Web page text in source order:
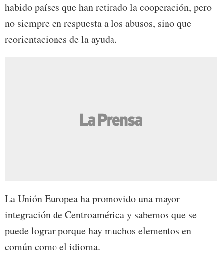
habido países que han retirado la cooperación, pero
no siempre en respuesta a los abusos, sino que
reorientaciones de la ayuda.
La Unión Europea ha promovido una mayor
integración de Centroamérica y sabemos que se
puede lograr porque hay muchos elementos en
común como el idioma.